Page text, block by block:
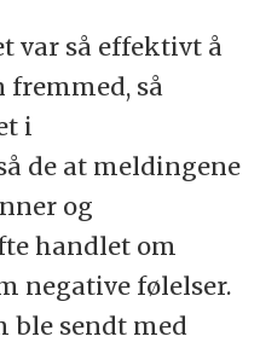
var så effektivt å
fremmed, så
i
de at meldingene
og
handlet om
negative følelser.
ble sendt med